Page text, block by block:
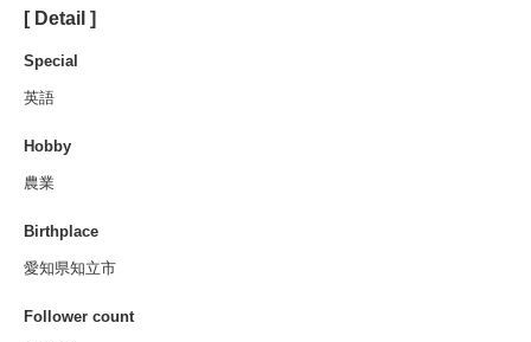
[ Detail ]
Special
英語
Hobby
農業
Birthplace
愛知県知立市
Follower count